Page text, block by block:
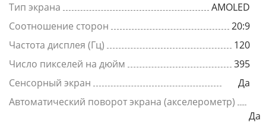
Тип экрана
AMOLED
Соотношение сторон
20:9
Частота дисплея (Гц)
120
Число пикселей на дюйм
395
Сенсорный экран
Да
Автоматический поворот экрана (акселерометр)
Да